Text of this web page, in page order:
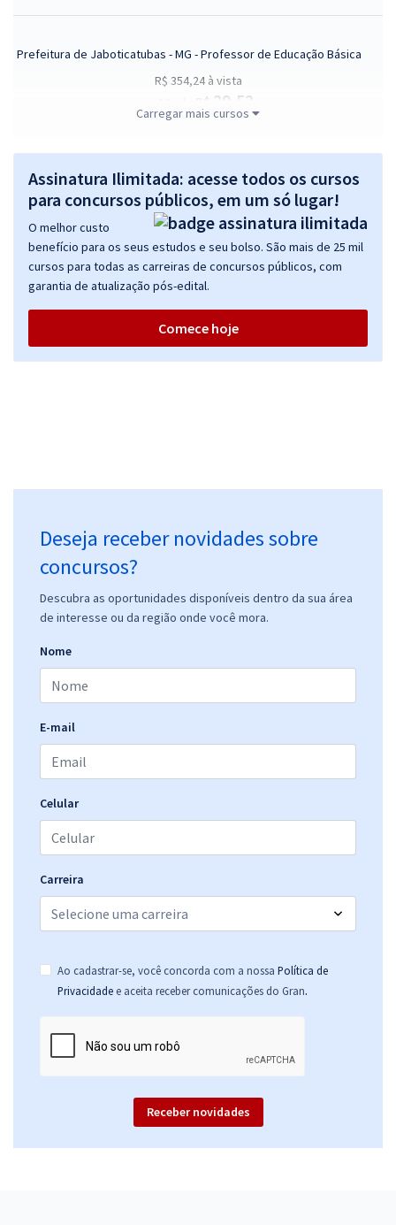
Prefeitura de Jaboticatubas - MG - Professor de Educação Básica
R$ 354,24à vista
R$ 29,52
Economize R$ 88,56 (-20%)
Comprar
Prefeitura de Jaboticatubas - MG - Agente Administrativo
R$ 354,24à vista
ou 12x deR$
Comprar
Prefeitura de Jaboticatubas - MG - Técnico de Enfermagem
R$ 354,24à vista
Economize R$ 88,56 (-20%)
Prefeitura de Jaboticatubas - MG - Enfermeiro
33,33
Prefeitura de Jaboticatubas - MG - Conhecimentos Específicos para
o Cargo de Técnico de Enfermagem
Economize R$ 66,96 (-20%)
Comprar
Carregar mais cursos
Assinatura Ilimitada: acesse todos os cursos
para concursos públicos, em um só lugar!
O melhor custo
benefício para os seus estudos e seu bolso. São mais de 25 mil
cursos para todas as carreiras de concursos públicos, com
garantia de atualização pós-edital.
Comece hoje
Deseja receber novidades sobre
concursos?
Descubra as oportunidades disponíveis dentro da sua área
de interesse ou da região onde você mora.
Nome
E-mail
Celular
Carreira
Ao cadastrar-se, você concorda com a nossa Política de
Privacidade e aceita receber comunicações do Gran.
Receber novidades